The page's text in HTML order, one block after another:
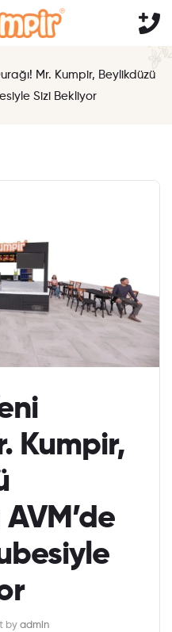
Mr. Kumpir, Beylikdüzü
Sizi Bekliyor
Kumpir,
by admin